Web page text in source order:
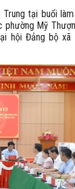
tại buổi
Mỹ
hội Đảng bộ